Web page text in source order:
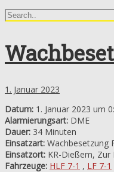
1. Januar 2023
Datum: 1. Januar 2023 um
Alarmierungsart: DME
Dauer: 34 Minuten
Einsatzart: Wachbesetzung
Einsatzort: KR-Dießem, Zur
Fahrzeuge: HLF 7-1 , LF 7-1